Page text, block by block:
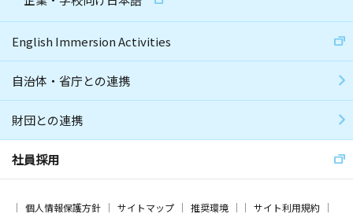
English Immersion Activities
自治体・省庁との連携
財団との連携
社員採用
個人情報保護方針 サイトマップ 推奨環境
サイト利用規約